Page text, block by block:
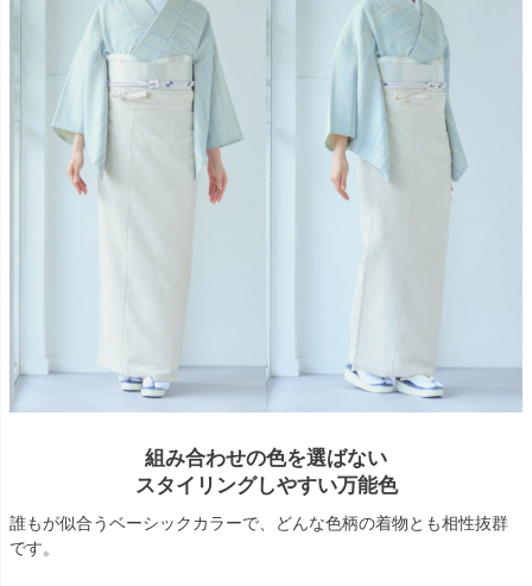
組み合わせの色を選ばない
スタイリングしやすい万能色
誰もが似合うベーシックカラーで、どんな色柄の着物とも相性抜群
です。